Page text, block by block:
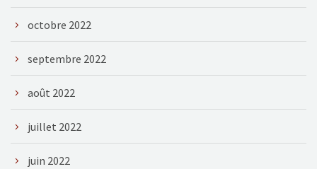
octobre 2022
septembre 2022
août 2022
juillet 2022
juin 2022